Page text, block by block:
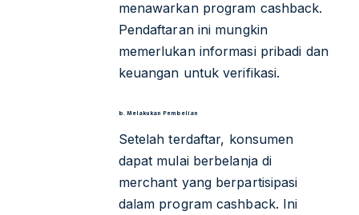
menawarkan program cashback.
Pendaftaran ini mungkin
memerlukan informasi pribadi dan
keuangan untuk verifikasi.
b. Melakukan Pembelian
Setelah terdaftar, konsumen
dapat mulai berbelanja di
merchant yang berpartisipasi
dalam program cashback. Ini